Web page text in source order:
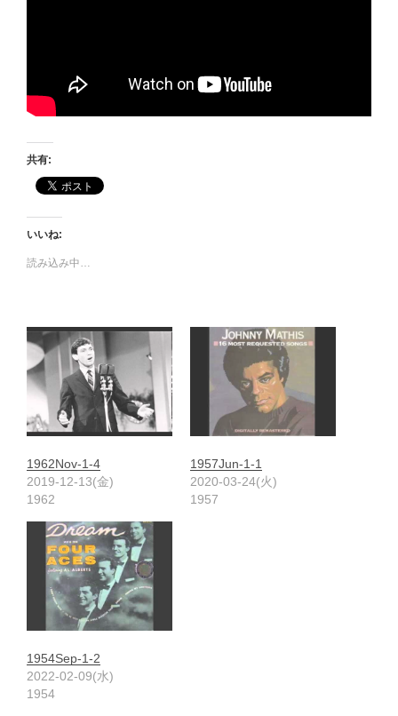
共有:
いいね:
読み込み中…
1962Nov-1-4
2019-12-13(金)
1962
1957Jun-1-1
2020-03-24(火)
1957
1954Sep-1-2
2022-02-09(水)
1954